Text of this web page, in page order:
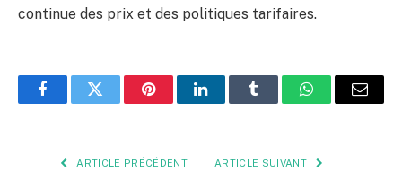
continue des prix et des politiques tarifaires.
FacebookTwitter PinterestLinkedInTumblr WhatsApp
E-
ARTICLE PRÉCÉDENT ARTICLE SUIVANT